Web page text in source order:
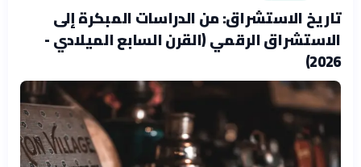
تاريخ الاستشراق: من الدراسات المبكرة إلى
الاستشراق الرقمي (القرن السابع الميلادي -
2026)